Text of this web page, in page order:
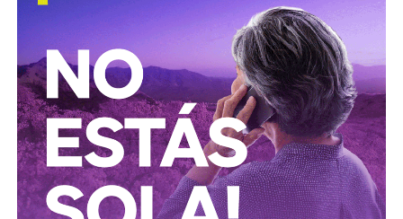
También lee:
Cuauhtli Badillo pide a alcaldes denunciar
movimientos ligados al huachicol